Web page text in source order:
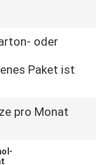
oder
Paket ist
pro Monat